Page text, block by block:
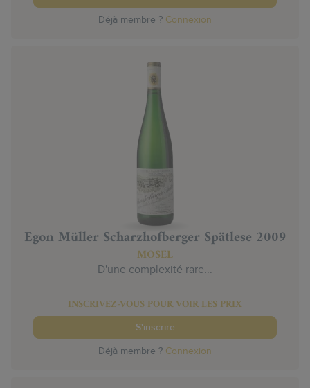
Déjà membre ? Connexion
Egon Müller Scharzhofberger Spätlese 2009
MOSEL
D'une complexité rare...
INSCRIVEZ-VOUS POUR VOIR LES PRIX
S'inscrire
Déjà membre ? Connexion